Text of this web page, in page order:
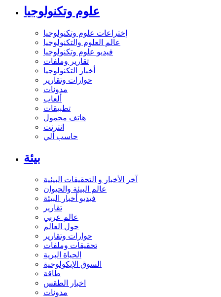
علوم وتكنولوجيا
إختراعات علوم وتكنولوجيا
عالم العلوم والتكنولوجيا
فيديو علوم وتكنولوجيا
تقارير وملفات
أخبار التكنولوجيا
حوارات وتقارير
مدونات
ألعاب
تطبيقات
هاتف محمول
انترنت
حاسب آلي
بيئة
آخر الأخبار و التحقيقات البيئية
عالم البيئة والحيوان
فيديو أخبار البيئة
تقارير
عالم عربي
حول العالم
حوارات وتقارير
تحقيقات وملفات
الحياة البرية
السوق الإيكولوجية
طاقة
اخبار الطقس
مدونات